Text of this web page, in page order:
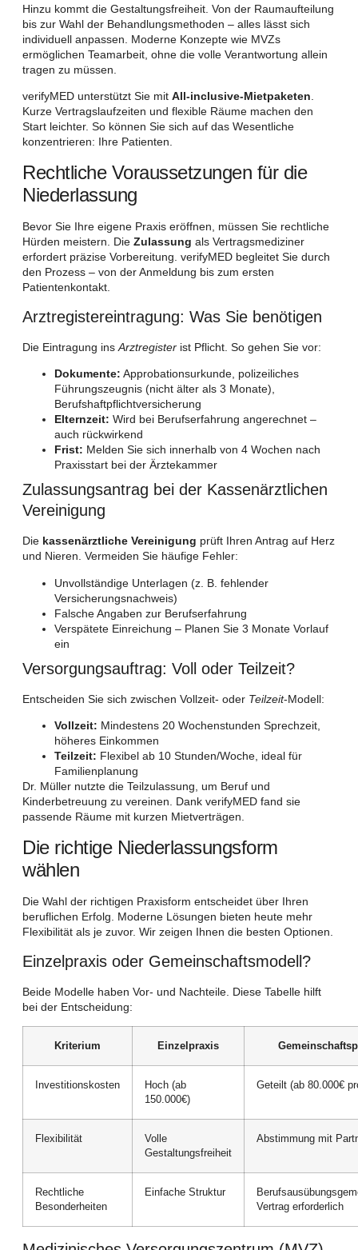
Hinzu kommt die Gestaltungsfreiheit. Von der Raumaufteilung
bis zur Wahl der Behandlungsmethoden – alles lässt sich
individuell anpassen. Moderne Konzepte wie MVZs
ermöglichen Teamarbeit, ohne die volle Verantwortung allein
tragen zu müssen.
verifyMED unterstützt Sie mit All-inclusive-Mietpaketen.
Kurze Vertragslaufzeiten und flexible Räume machen den
Start leichter. So können Sie sich auf das Wesentliche
konzentrieren: Ihre Patienten.
Rechtliche Voraussetzungen für die
Niederlassung
Bevor Sie Ihre eigene Praxis eröffnen, müssen Sie rechtliche
Hürden meistern. Die Zulassung als Vertragsmediziner
erfordert präzise Vorbereitung. verifyMED begleitet Sie durch
den Prozess – von der Anmeldung bis zum ersten
Patientenkontakt.
Arztregistereintragung: Was Sie benötigen
Die Eintragung ins Arztregister ist Pflicht. So gehen Sie vor:
Dokumente: Approbationsurkunde, polizeiliches
Führungszeugnis (nicht älter als 3 Monate),
Berufshaftpflichtversicherung
Elternzeit: Wird bei Berufserfahrung angerechnet –
auch rückwirkend
Frist: Melden Sie sich innerhalb von 4 Wochen nach
Praxisstart bei der Ärztekammer
Zulassungsantrag bei der Kassenärztlichen
Vereinigung
Die kassenärztliche Vereinigung prüft Ihren Antrag auf Herz
und Nieren. Vermeiden Sie häufige Fehler:
Unvollständige Unterlagen (z. B. fehlender
Versicherungsnachweis)
Falsche Angaben zur Berufserfahrung
Verspätete Einreichung – Planen Sie 3 Monate Vorlauf
ein
Versorgungsauftrag: Voll oder Teilzeit?
Entscheiden Sie sich zwischen Vollzeit- oder Teilzeit-Modell:
Vollzeit: Mindestens 20 Wochenstunden Sprechzeit,
höheres Einkommen
Teilzeit: Flexibel ab 10 Stunden/Woche, ideal für
Familienplanung
Dr. Müller nutzte die Teilzulassung, um Beruf und
Kinderbetreuung zu vereinen. Dank verifyMED fand sie
passende Räume mit kurzen Mietverträgen.
Die richtige Niederlassungsform
wählen
Die Wahl der richtigen Praxisform entscheidet über Ihren
beruflichen Erfolg. Moderne Lösungen bieten heute mehr
Flexibilität als je zuvor. Wir zeigen Ihnen die besten Optionen.
Einzelpraxis oder Gemeinschaftsmodell?
Beide Modelle haben Vor- und Nachteile. Diese Tabelle hilft
bei der Entscheidung:
Kriterium Einzelpraxis
Investitionskosten
Hoch (ab
150.000€)
Geteilt (ab 80.000€
Flexibilität
Volle
Gestaltungsfreiheit
Abstimmung mit
Rechtliche
Besonderheiten
Einfache Struktur
Vertrag erforderlich